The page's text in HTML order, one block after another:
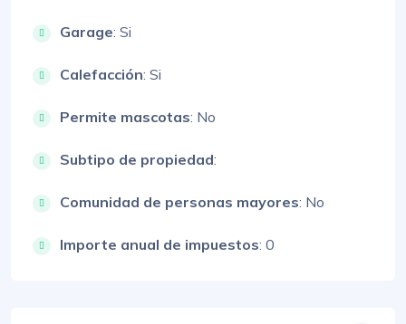
Garage: Si
Calefacción: Si
Permite mascotas: No
Subtipo de propiedad:
Comunidad de personas mayores: No
Importe anual de impuestos: 0